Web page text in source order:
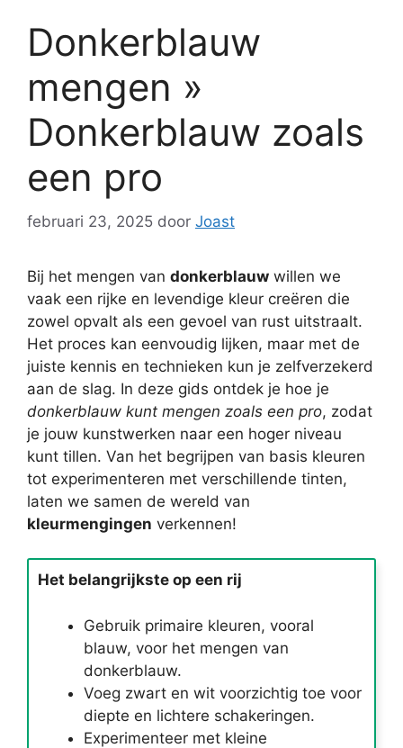
Donkerblauw
mengen »
Donkerblauw zoals
een pro
februari 23, 2025 door Joast
Bij het mengen van donkerblauw willen we
vaak een rijke en levendige kleur creëren die
zowel opvalt als een gevoel van rust uitstraalt.
Het proces kan eenvoudig lijken, maar met de
juiste kennis en technieken kun je zelfverzekerd
aan de slag. In deze gids ontdek je hoe je
donkerblauw kunt mengen zoals een pro, zodat
je jouw kunstwerken naar een hoger niveau
kunt tillen. Van het begrijpen van basis kleuren
tot experimenteren met verschillende tinten,
laten we samen de wereld van
kleurmengingen verkennen!
Het belangrijkste op een rij
Gebruik primaire kleuren, vooral
blauw, voor het mengen van
donkerblauw.
Voeg zwart en wit voorzichtig toe voor
diepte en lichtere schakeringen.
Experimenteer met kleine